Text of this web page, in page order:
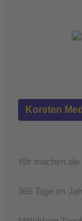
Korsten
Wir machen
365 Tage im